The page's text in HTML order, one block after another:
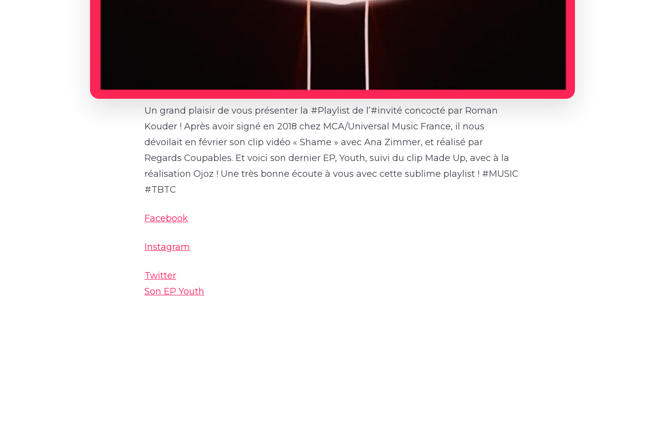
Un grand plaisir de vous présenter la #Playlist de l’#invité concocté par Roman
Kouder ! Après avoir signé en 2018 chez MCA/Universal Music France, il nous
dévoilait en février son clip vidéo « Shame » avec Ana Zimmer, et réalisé par
Regards Coupables. Et voici son dernier EP, Youth, suivi du clip Made Up, avec à la
réalisation Ojoz ! Une très bonne écoute à vous avec cette sublime playlist ! #MUSIC
#TBTC
Facebook
Instagram
Twitter
Son EP Youth